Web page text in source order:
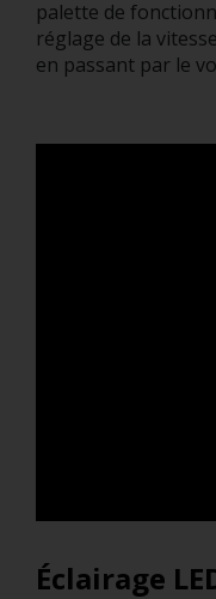
palette de
réglage de la
en passant par le
Éclairage